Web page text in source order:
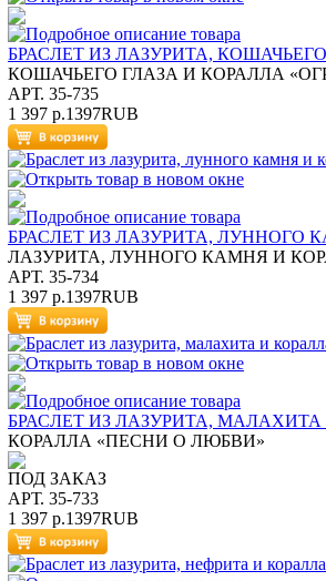
БРАСЛЕТ ИЗ ЛАЗУРИТА,
КОШАЧЬЕГО ГЛАЗА И КОРАЛЛА
АРТ. 35-735
1 397 р.1397RUB
БРАСЛЕТ ИЗ ЛАЗУРИТА, ЛУННОГО
ЛАЗУРИТА, ЛУННОГО КАМНЯ И
АРТ. 35-734
1 397 р.1397RUB
БРАСЛЕТ ИЗ ЛАЗУРИТА,
КОРАЛЛА «ПЕСНИ О ЛЮБВИ»
ПОД ЗАКАЗ
АРТ. 35-733
1 397 р.1397RUB